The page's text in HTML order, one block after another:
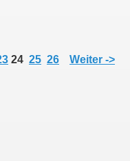
24 25 26 Weiter ->